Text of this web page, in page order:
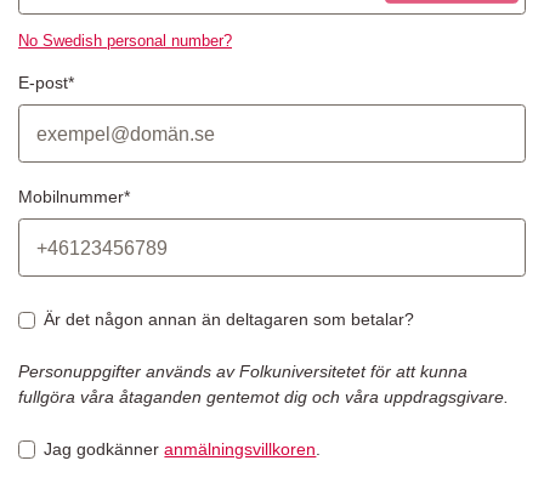
No Swedish personal number?
E-post*
Mobilnummer*
Är det någon annan än deltagaren som betalar?
Personuppgifter används av Folkuniversitetet för att kunna
fullgöra våra åtaganden gentemot dig och våra uppdragsgivare.
Jag godkänneranmälningsvillkoren